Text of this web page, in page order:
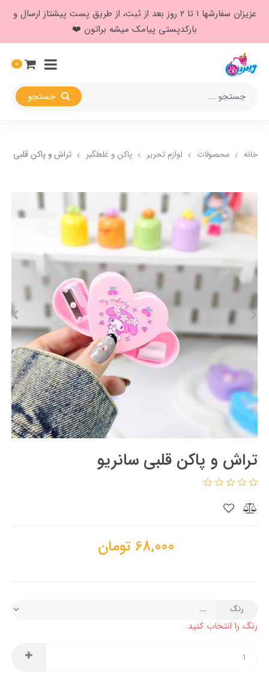
عزیزان سفارشها ۱ تا ۲ روز بعد از ثبت، از طریق پست پیشتاز ارسال و
بارکدپستی پیامک میشه براتون ❤️
0
خانه محصولات لوازم تحریر پاکن و غلطگیر تراش و پاکن قلبی
تراش و پاکن قلبی سانریو
68,000 تومان
رنگ
رنگ را انتخاب کنید.